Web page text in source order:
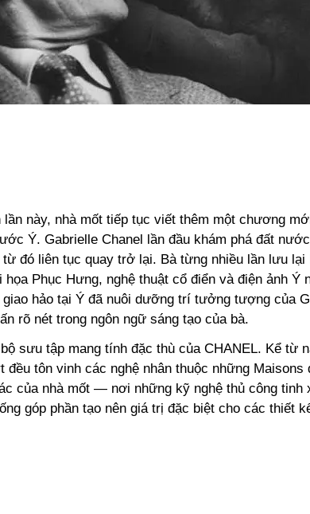
lần này, nhà mốt tiếp tục viết thêm một chương
Ý. Gabrielle Chanel lần đầu khám phá đất
từ đó liên tục quay trở lại. Bà từng nhiều lần lưu lại
họa Phục Hưng, nghệ thuật cổ điển và điện ảnh Ý
hảo tại Ý đã nuôi dưỡng trí tưởng tượng của
rõ nét trong ngôn ngữ sáng tạo của bà.
sưu tập mang tính đặc thù của CHANEL. Kể từ
đều tôn vinh các nghệ nhân thuộc những
của nhà mốt — nơi những kỹ nghệ thủ công tinh
góp phần tạo nên giá trị đặc biệt cho các thiết